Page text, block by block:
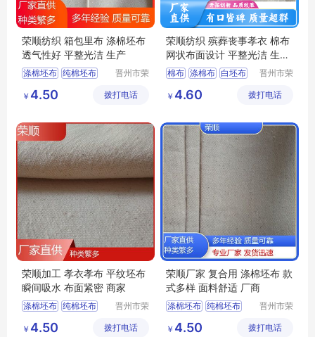
荣顺纺织 箱包里布 涤棉坯布
透气性好 平整光洁 生产
涤棉坯布 纯棉坯布
平纹坯布
晋州市荣
限公司
￥ 4.50 拨打电话
荣顺纺织 殡葬丧事孝衣 棉布
网状布面设计 平整光洁 生产
厂家
棉布 涤棉布 白坯布
晋州市荣
限公司
￥ 4.60 拨打电话
荣顺加工 孝衣孝布 平纹坯布
瞬间吸水 布面紧密 商家
涤棉坯布 纯棉坯布
涤棉起绒布
平纹坯布
晋州市荣
限公司
￥ 4.50 拨打电话
荣顺厂家 复合用 涤棉坯布 款
式多样 面料舒适 厂商
涤棉坯布 纯棉坯布
涤棉起绒布
平纹坯布
晋州市荣
限公司
￥ 4.50 拨打电话